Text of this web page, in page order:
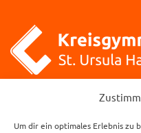
Um dir ein optimales Erlebnis zu
Kreisgymnasium St. Ursula